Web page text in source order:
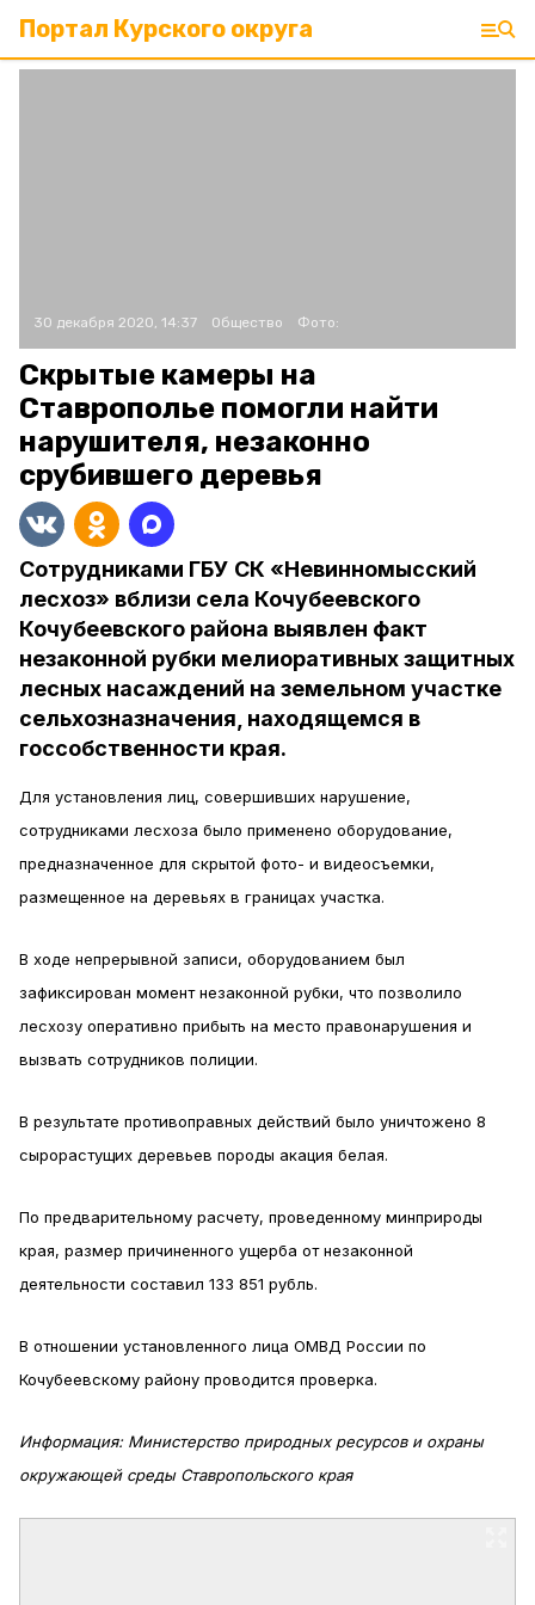
Портал Курского округа
30 декабря 2020, 14:37 Общество Фото:
Скрытые камеры на
Ставрополье помогли найти
нарушителя, незаконно
срубившего деревья
Сотрудниками ГБУ СК «Невинномысский
лесхоз» вблизи села Кочубеевского
Кочубеевского района выявлен факт
незаконной рубки мелиоративных защитных
лесных насаждений на земельном участке
сельхозназначения, находящемся в
госсобственности края.
Для установления лиц, совершивших нарушение,
сотрудниками лесхоза было применено оборудование,
предназначенное для скрытой фото- и видеосъемки,
размещенное на деревьях в границах участка.
В ходе непрерывной записи, оборудованием был
зафиксирован момент незаконной рубки, что позволило
лесхозу оперативно прибыть на место правонарушения и
вызвать сотрудников полиции.
В результате противоправных действий было уничтожено 8
сырорастущих деревьев породы акация белая.
По предварительному расчету, проведенному минприроды
края, размер причиненного ущерба от незаконной
деятельности составил 133 851 рубль.
В отношении установленного лица ОМВД России по
Кочубеевскому району проводится проверка.
Информация: Министерство природных ресурсов и охраны
окружающей среды Ставропольского края